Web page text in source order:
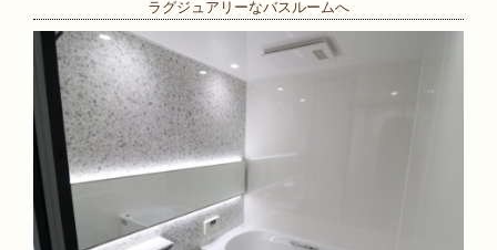
ラグジュアリーなバスルームへ